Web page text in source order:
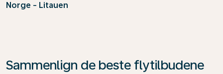
Norge - Litauen
Sammenlign de beste flytilbudene